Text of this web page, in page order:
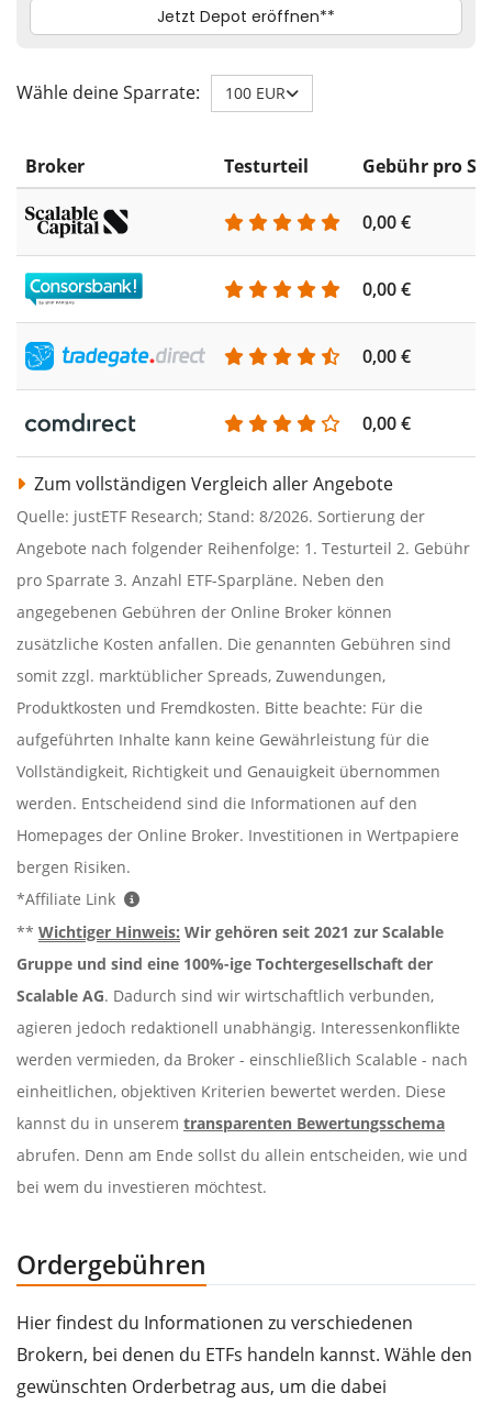
Wähle deine Sparrate: 100 EUR
Broker Testurteil Gebühr pro
0,00 €
0,00 €
0,00 €
0,00 €
Zum vollständigen Vergleich aller Angebote
Quelle: justETF Research; Stand: 8/2026. Sortierung der
Angebote nach folgender Reihenfolge: 1. Testurteil 2. Gebühr
pro Sparrate 3. Anzahl ETF-Sparpläne. Neben den
angegebenen Gebühren der Online Broker können
zusätzliche Kosten anfallen. Die genannten Gebühren sind
somit zzgl. marktüblicher Spreads, Zuwendungen,
Produktkosten und Fremdkosten. Bitte beachte: Für die
aufgeführten Inhalte kann keine Gewährleistung für die
Vollständigkeit, Richtigkeit und Genauigkeit übernommen
werden. Entscheidend sind die Informationen auf den
Homepages der Online Broker. Investitionen in Wertpapiere
bergen Risiken.
*Affiliate Link
** Wichtiger Hinweis: Wir gehören seit 2021 zur Scalable
Gruppe und sind eine 100%-ige Tochtergesellschaft der
Scalable AG. Dadurch sind wir wirtschaftlich verbunden,
agieren jedoch redaktionell unabhängig. Interessenkonflikte
werden vermieden, da Broker - einschließlich Scalable - nach
einheitlichen, objektiven Kriterien bewertet werden. Diese
kannst du in unserem transparenten Bewertungsschema
abrufen. Denn am Ende sollst du allein entscheiden, wie und
bei wem du investieren möchtest.
Ordergebühren
Hier findest du Informationen zu verschiedenen
Brokern, bei denen du ETFs handeln kannst. Wähle den
gewünschten Orderbetrag aus, um die dabei